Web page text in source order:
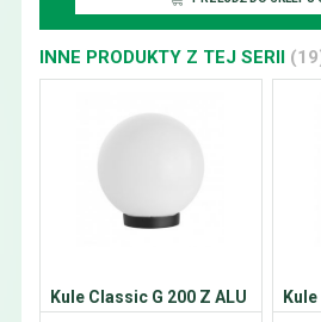
INNE PRODUKTY Z TEJ SERII
Kule Classic G 200 Z ALU